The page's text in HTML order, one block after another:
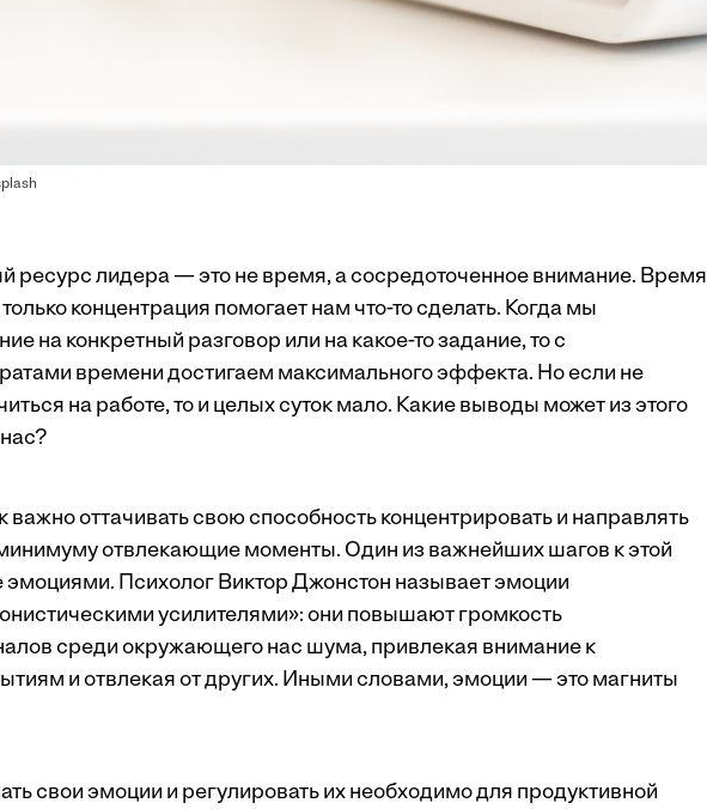
ресурс лидера — это не время, а сосредоточенное внимание. Время
концентрация помогает нам что-то сделать. Когда мы
на конкретный разговор или на какое-то задание, то с
времени достигаем максимального эффекта. Но если не
на работе, то и целых суток мало. Какие выводы может из этого
важно оттачивать свою способность концентрировать и направлять
отвлекающие моменты. Один из важнейших шагов к этой
Психолог Виктор Джонстон называет эмоции
усилителями»: они повышают громкость
среди окружающего нас шума, привлекая внимание к
и отвлекая от других. Иными словами, эмоции — это магниты
свои эмоции и регулировать их необходимо для продуктивной